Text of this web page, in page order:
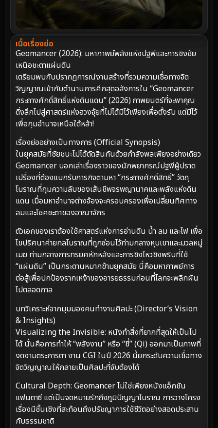
เนื้อเรื่องย่อ
Geomancer (2026): มหากาพย์พลังแห่งปฐพีและการชิงชัย
เหนือชะตาแผ่นดิน
เตรียมพบกับปรากฏการณ์งานสร้างที่รวมความเชื่อทางจิต
วิญญาณเข้ากับตำนานการศึกสุดอลังการใน “Geomancer
กระถางศักดิ์สิทธิ์แห่งดินแดน” (2026) ภาพยนตร์ที่จะพาคุณ
ดิ่งลึกไปสู่ศาสตร์แห่งฮวงจุ้ยที่ไม่ได้มีไว้เพียงเพื่อตั้งรับ แต่มีไว้
เพื่อกุมอำนาจเหนือใต้หล้า!
เรื่องย่ออย่างเป็นทางการ (Official Synopsis)
ในยุคสมัยที่ชัยชนะไม่ได้ตัดสินกันด้วยกำลังพลเพียงอย่างเดียว
Geomancer บอกเล่าเรื่องราวของนักพยากรณ์ปฐพีผู้ปราด
เปรื่องที่ต้องแบกรับภารกิจตามหา “กระถางศักดิ์สิทธิ์” วัตถุ
โบราณที่กุมความลับของเส้นชีพจรพญานาคและพลังแห่งดิน
แดน เมื่อมหาอำนาจต่างจ้องจะครอบครองเพื่อเปลี่ยนทิศทาง
ลมและโชคชะตาของอาณาจักร
ตัวเอกของเราต้องใช้ศาสตร์แห่งการอ่านดิน น้ำ ลม และไฟ เพื่อ
ไขปริศนาค่ายกลโบราณที่ถูกซ่อนไว้ท่ามกลางหุบเขาและมวลหมู่
เมฆ ท่ามกลางการทรยศหักหลังและการชิงไหวชิงพริบที่ใช้
“แผ่นดิน” เป็นกระดานหมากข้ามยุคสมัย นี่คือมหากาพย์การ
ต่อสู้เพื่อปกป้องรากเหง้าของอารยธรรมก่อนที่โลกจะพลิกผัน
ไปตลอดกาล
บทวิเคราะห์จากมุมมองคนทำงานศิลปะ (Director’s Vision
& Insights)
Visualizing the Invisible: หนังทำสิ่งที่ยากที่สุดให้เป็นไป
ได้ นั่นคือการทำให้ “พลังงาน” หรือ “ชี่” (Qi) ออกมาเป็นภาพที่
งดงามตระการตา งาน CGI ในปี 2026 นี้ยกระดับความเชื่อทาง
จิตวิญญาณให้กลายเป็นศิลปะที่จับต้องได้
Cultural Depth: Geomancer ไม่ใช่เพียงหนังแอ็กชัน
แฟนตาซี แต่เป็นจดหมายรักถึงภูมิปัญญาโบราณ การวางโครง
เรื่องมีชั้นเชิงที่สะท้อนถึงปรัชญาการใช้ชีวิตอย่างสอดประสาน
กับธรรมชาติ